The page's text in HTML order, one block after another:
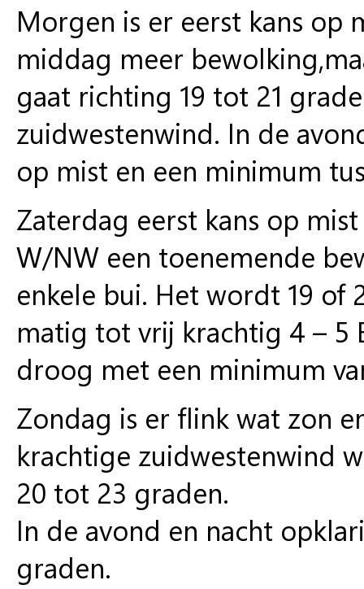
Morgen is er eerst kans op
middag meer
gaat richting 19 tot 21
zuidwestenwind. In de
op mist en een minimum
Zaterdag eerst kans op
W/NW een toenemende
enkele bui. Het wordt 19 of
matig tot vrij krachtig 4 – 5
droog met een minimum
Zondag is er flink wat zon
krachtige zuidwestenwind
20 tot 23 graden.
In de avond en nacht
graden.